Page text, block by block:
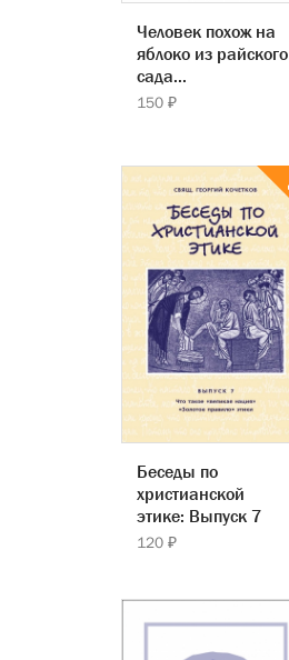
Человек похож на
яблоко из райского
сада...
150 ₽
Беседы по
христианской
этике: Выпуск 7
120 ₽